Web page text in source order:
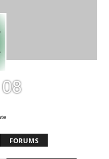
FORUMS